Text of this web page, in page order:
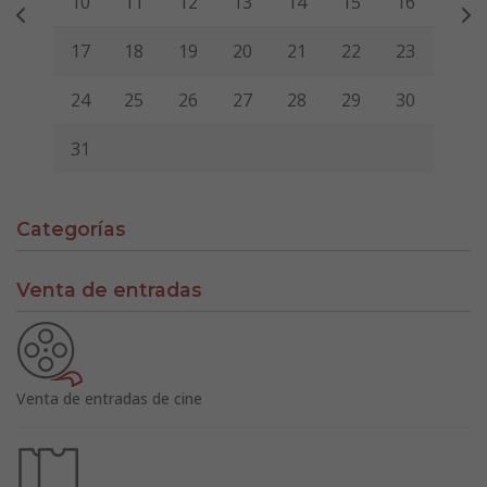
17 18 19 20 21 22 23
24 25 26 27 28 29 30
31
Categorías
Venta de entradas
Venta de entradas de cine